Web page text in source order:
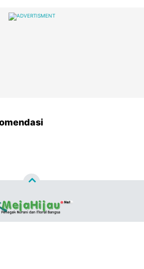
©2026MEJAHIJAU.NET™